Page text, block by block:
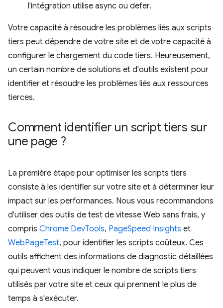
l'intégration utilise async ou defer.
Votre capacité à résoudre les problèmes liés aux scripts
tiers peut dépendre de votre site et de votre capacité à
configurer le chargement du code tiers. Heureusement,
un certain nombre de solutions et d'outils existent pour
identifier et résoudre les problèmes liés aux ressources
tierces.
Comment identifier un script tiers sur
une page ?
La première étape pour optimiser les scripts tiers
consiste à les identifier sur votre site et à déterminer leur
impact sur les performances. Nous vous recommandons
d'utiliser des outils de test de vitesse Web sans frais, y
compris Chrome DevTools, PageSpeed Insights et
WebPageTest, pour identifier les scripts coûteux. Ces
outils affichent des informations de diagnostic détaillées
qui peuvent vous indiquer le nombre de scripts tiers
utilisés par votre site et ceux qui prennent le plus de
temps à s'exécuter.